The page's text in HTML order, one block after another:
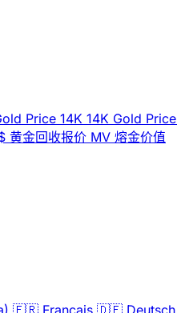
Price 14K 14K Gold Price
黄金回收报价 MV 熔金价值
🇫🇷 Français 🇩🇪 Deutsch